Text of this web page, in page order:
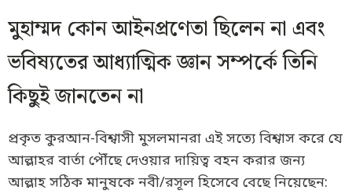
মুহাম্মদ কোন আইনপ্রণেতা ছিলেন না এবং
ভবিষ্যতের আধ্যাত্মিক জ্ঞান সম্পর্কে তিনি
কিছুই জানতেন না
প্রকৃত কুরআন-বিশ্বাসী মুসলমানরা এই সত্যে বিশ্বাস করে যে
আল্লাহর বার্তা পৌঁছে দেওয়ার দায়িত্ব বহন করার জন্য
আল্লাহ সঠিক মানুষকে নবী/রসূল হিসেবে বেছে নিয়েছেন: